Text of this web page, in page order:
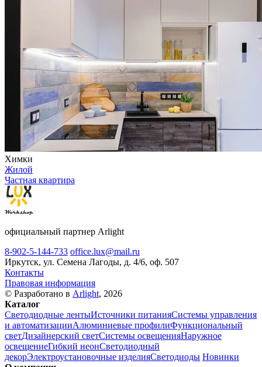
Химки
Жилой
Частная квартира
официальный партнер Arlight
8-902-5-144-733 office.lux@mail.ru
Иркутск, ул. Семена Лагоды, д. 4/6, оф. 507
Контакты
Правовая информация
© Разработано в Arlight, 2026
Каталог
Светодиодные лентыИсточники питанияСистемы управления
и автоматизацииАлюминиевые профилиФункциональный
светДизайнерский светСистемы освещенияНаружное
освещениеГибкий неонСветодиодный
декорЭлектроустановочные изделияСветодиоды Новинки